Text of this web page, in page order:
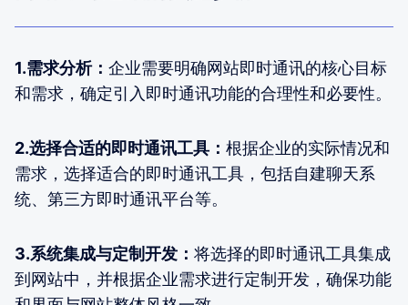
1.需求分析： 企业需要明确网站即时通讯的核心目标
和需求，确定引入即时通讯功能的合理性和必要性。
2.选择合适的即时通讯工具： 根据企业的实际情况和
需求，选择适合的即时通讯工具，包括自建聊天系
统、第三方即时通讯平台等。
3.系统集成与定制开发： 将选择的即时通讯工具集成
到网站中，并根据企业需求进行定制开发，确保功能